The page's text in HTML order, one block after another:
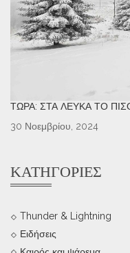
ΤΏΡΑ: ΣΤΑ ΛΕΥΚΆ ΤΟ
30 Νοεμβρίου, 2024
ΚΑΤΗΓΟΡΊΕΣ
Thunder & Lightning
Ειδήσεις